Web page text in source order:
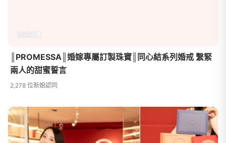
婚戒珠寶
║PROMESSA║婚嫁專屬訂製珠寶║同心結系列婚戒 繫緊
兩人的甜蜜誓言
2,278 位新娘認同